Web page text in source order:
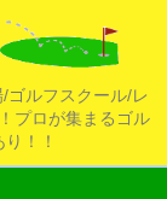
ゴルフスクール/レ
プロが集まるゴル
！！